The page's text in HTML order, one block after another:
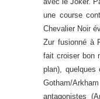
une course
Chevalier Noir
Zur fusionné à
fait croiser bon
plan), quelques
Gotham/
antagonistes